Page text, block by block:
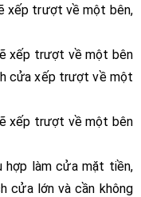
xếp trượt về một bên,
xếp trượt về một bên
cửa xếp trượt về một
xếp trượt về một bên
làm cửa mặt tiền,
cửa lớn và cần không